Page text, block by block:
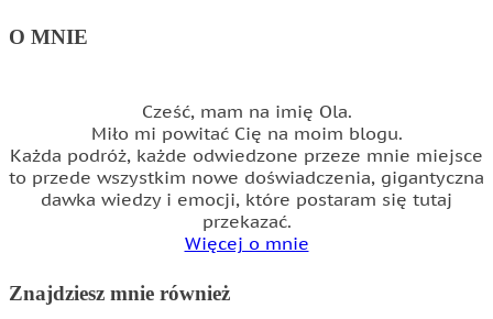
O MNIE
Cześć, mam na imię Ola.
Miło mi powitać Cię na moim blogu.
Każda podróż, każde odwiedzone przeze mnie miejsce
to przede wszystkim nowe doświadczenia, gigantyczna
dawka wiedzy i emocji, które postaram się tutaj
przekazać.
Więcej o mnie
Znajdziesz mnie również